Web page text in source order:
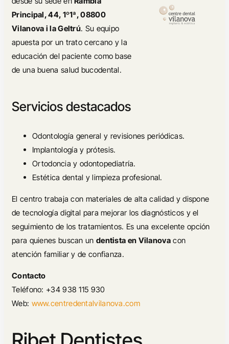
Principal, 44, 1º1ª, 08800
Vilanova i la Geltrú. Su equipo
apuesta por un trato cercano y la
educación del paciente como base
de una buena salud bucodental.
Servicios destacados
Odontología general y revisiones periódicas.
Implantología y prótesis.
Ortodoncia y odontopediatría.
Estética dental y limpieza profesional.
El centro trabaja con materiales de alta calidad y dispone
de tecnología digital para mejorar los diagnósticos y el
seguimiento de los tratamientos. Es una excelente opción
para quienes buscan un dentista en Vilanovacon
atención familiar y de confianza.
Contacto
Teléfono: +34 938 115 930
Web: www.centredentalvilanova.com